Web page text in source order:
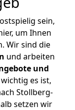
sein,
um Ihnen
Wir sind die
und arbeiten
und
es ist,
Stollberg-
setzen wir